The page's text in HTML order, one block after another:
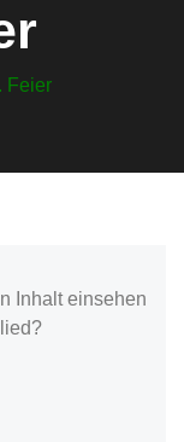
Feier
Inhalt einsehen